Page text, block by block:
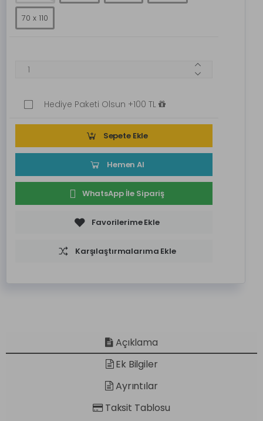
70 x 110
Hediye Paketi Olsun +100 TL
Sepete Ekle
Hemen Al
WhatsApp İle Sipariş
Favorilerime Ekle
Karşılaştırmalarıma Ekle
Açıklama
Ek Bilgiler
Ayrıntılar
Taksit Tablosu